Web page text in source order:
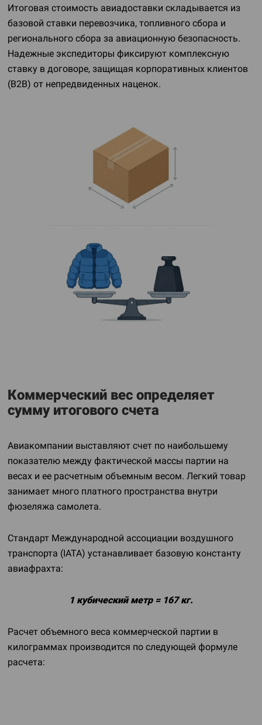
Итоговая стоимость авиадоставки складывается из
базовой ставки перевозчика, топливного сбора и
регионального сбора за авиационную безопасность.
Надежные экспедиторы фиксируют комплексную
ставку в договоре, защищая корпоративных клиентов
(B2B) от непредвиденных наценок.
Коммерческий вес определяет
сумму итогового счета
Авиакомпании выставляют счет по наибольшему
показателю между фактической массы партии на
весах и ее расчетным объемным весом. Легкий товар
занимает много платного пространства внутри
фюзеляжа самолета.
Стандарт Международной ассоциации воздушного
транспорта (IATA) устанавливает базовую константу
авиафрахта:
1 кубический метр = 167 кг.
Расчет объемного веса коммерческой партии в
килограммах производится по следующей формуле
расчета: